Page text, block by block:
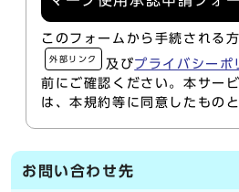
このフォームから手続される
外部リンク 及びプライバシーポ
前にご確認ください。本サー
は、本規約等に同意したもの
お問い合わせ先